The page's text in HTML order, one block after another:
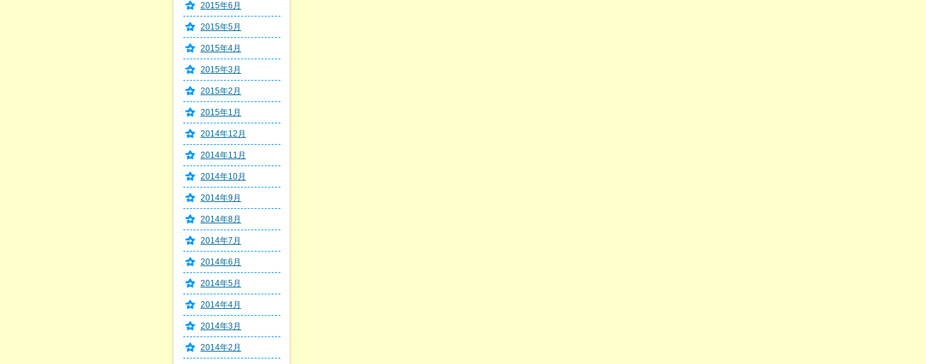
2015年6月
2015年5月
2015年4月
2015年3月
2015年2月
2015年1月
2014年12月
2014年11月
2014年10月
2014年9月
2014年8月
2014年7月
2014年6月
2014年5月
2014年4月
2014年3月
2014年2月